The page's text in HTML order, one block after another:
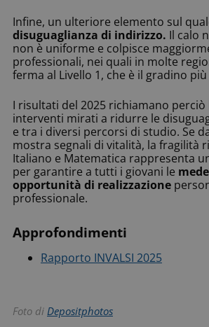
Infine, un ulteriore elemento sul
disuguaglianza di indirizzo. Il calo
non è uniforme e colpisce
professionali, nei quali in molte
ferma al Livello 1, che è il gradino
I risultati del 2025 richiamano perciò
interventi mirati a ridurre le
e tra i diversi percorsi di studio. Se
mostra segnali di vitalità, la fragilità
Italiano e Matematica rappresenta
per garantire a tutti i giovani le
opportunità di realizzazione
professionale.
Approfondimenti
Rapporto INVALSI 2025
Foto di Depositphotos